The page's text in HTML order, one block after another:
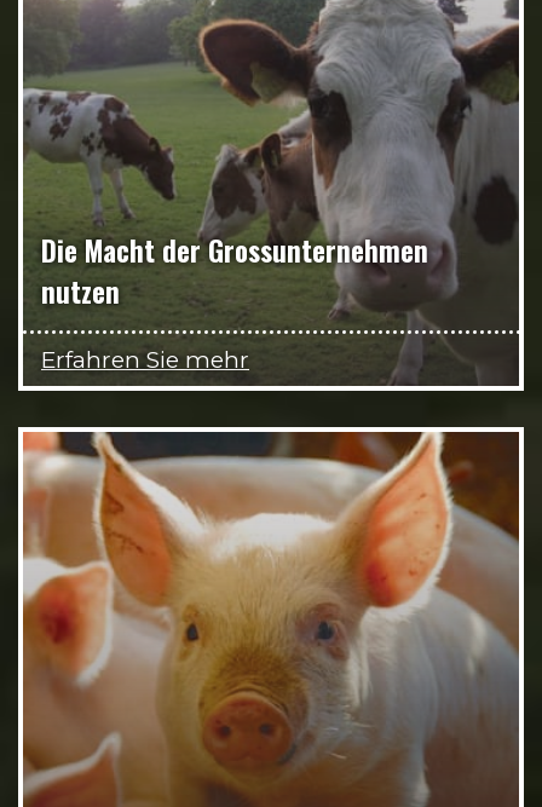
Die Macht der Grossunternehmen
nutzen
Erfahren Sie mehr